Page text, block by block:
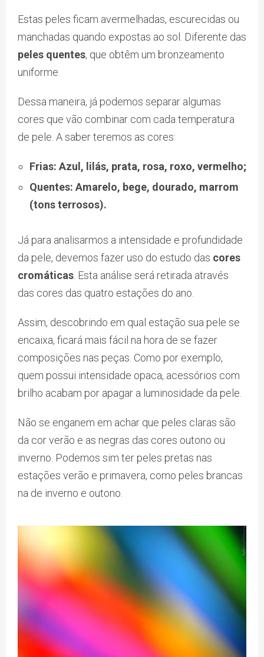
Estas peles ficam avermelhadas, escurecidas ou
manchadas quando expostas ao sol. Diferente das
peles quentes, que obtêm um bronzeamento
uniforme.
Dessa maneira, já podemos separar algumas
cores que vão combinar com cada temperatura
de pele. A saber teremos as cores:
Frias: Azul, lilás, prata, rosa, roxo, vermelho;
Quentes: Amarelo, bege, dourado, marrom
(tons terrosos).
Já para analisarmos a intensidade e profundidade
da pele, devemos fazer uso do estudo das cores
cromáticas . Esta análise será retirada através
das cores das quatro estações do ano.
Assim, descobrindo em qual estação sua pele se
encaixa, ficará mais fácil na hora de se fazer
composições nas peças. Como por exemplo,
quem possui intensidade opaca, acessórios com
brilho acabam por apagar a luminosidade da pele.
Não se enganem em achar que peles claras são
da cor verão e as negras das cores outono ou
inverno. Podemos sim ter peles pretas nas
estações verão e primavera, como peles brancas
na de inverno e outono.